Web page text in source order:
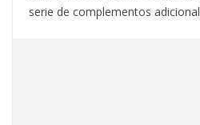
serie de complementos